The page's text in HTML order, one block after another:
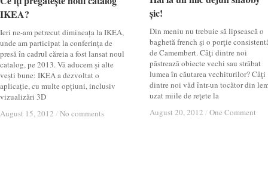
șic!
Din meniu nu trebuie să lipsească o
baghetă french şi o porţie
de Camembert. Câţi dintre noi
păstrează obiecte vechi sau străbat
lumea în căutarea vechiturilor? Câţi
dintre noi văd într-un tocător din
uzat miile de reţete la
August 20, 2012 / One Comment
șic!
August 20, 2012 / One Comment
IKEA?
Ieri ne-am petrecut dimineața la IKEA,
unde am participat la conferința de
presă în cadrul căreia a fost lansat noul
catalog, pe 2013. Vă aducem și alte
vești bune: IKEA a dezvoltat o
aplicație, cu multe opțiuni, inclusiv
vizualizări 3D
August 15, 2012 / No comments
IKEA?
August 15, 2012 / No comments